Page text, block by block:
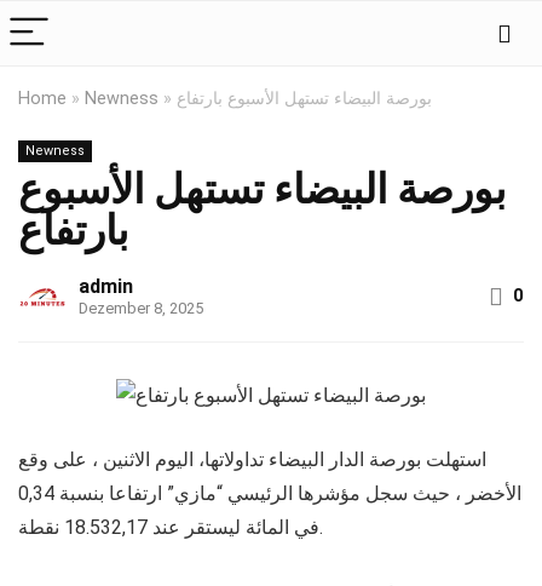
Home » Newness » بورصة البيضاء تستهل الأسبوع بارتفاع
Newness
بورصة البيضاء تستهل الأسبوع
بارتفاع
admin
Dezember 8, 2025
0
استهلت بورصة الدار البيضاء تداولاتها، اليوم الاثنين ، على وقع
الأخضر ، حيث سجل مؤشرها الرئيسي “مازي” ارتفاعا بنسبة 0,34
في المائة ليستقر عند 18.532,17 نقطة.